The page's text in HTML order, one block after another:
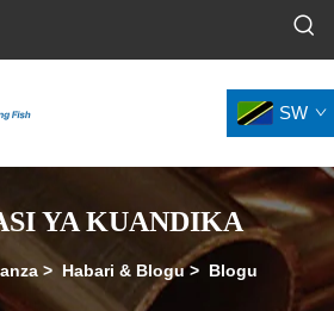
SW
YA KUANDIKA
> Habari & Blogu> Blogu